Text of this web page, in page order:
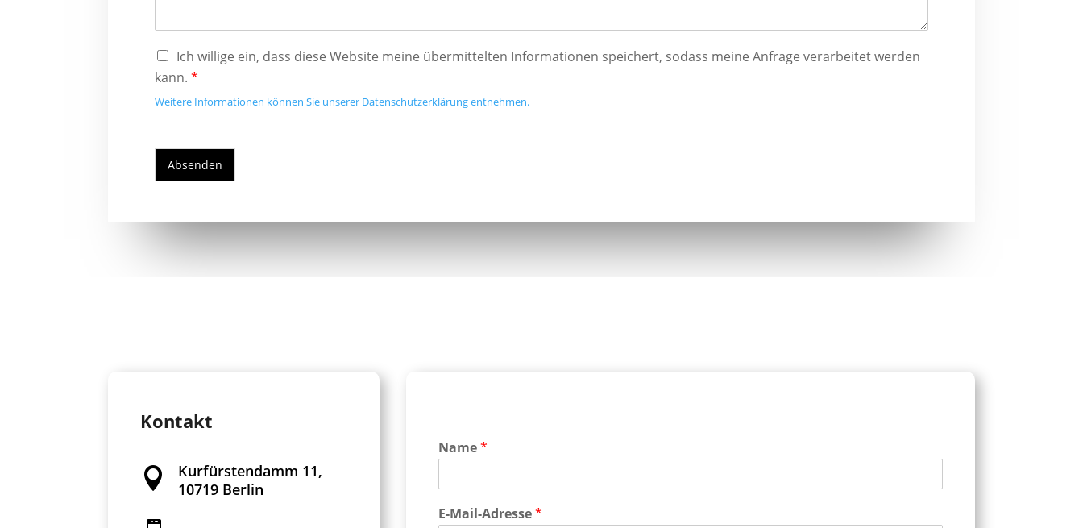
Ich willige ein, dass diese Website meine übermittelten Informationen speichert, sodass meine Anfrage verarbeitet werden
kann.*
Weitere Informationen können Sie unserer Datenschutzerklärung entnehmen.
Absenden
Kontakt

Kurfürstendamm 11,
10719 Berlin
Name*
E-Mail-Adresse*